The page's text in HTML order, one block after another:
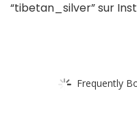
“tibetan_silver” sur
Frequently